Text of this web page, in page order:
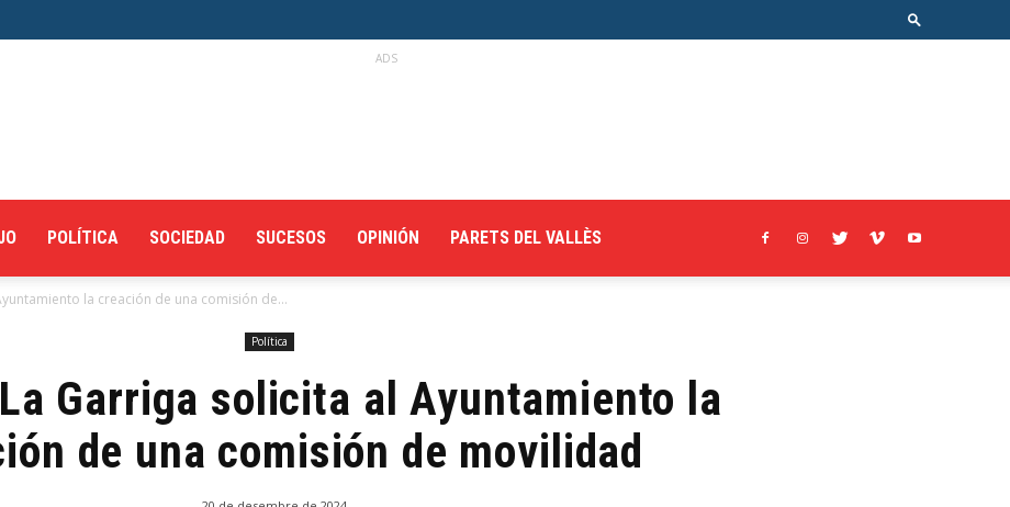
ADS
POLÍTICA SOCIEDAD SUCESOS OPINIÓN PARETS DEL VALLÈS
la creación de una comisión de...
Política
Garriga solicita al Ayuntamiento la
de una comisión de movilidad